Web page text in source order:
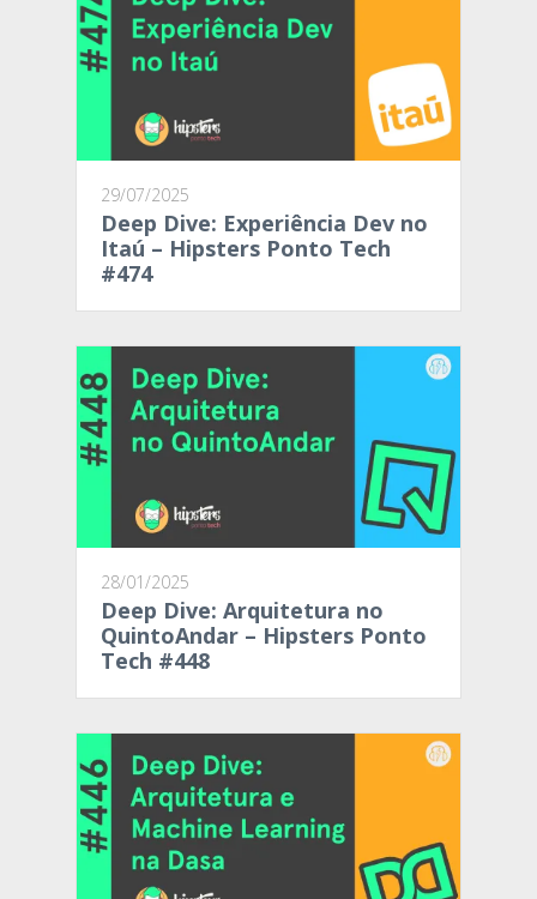
29/07/2025
Deep Dive: Experiência Dev no
Itaú – Hipsters Ponto Tech
#474
28/01/2025
Deep Dive: Arquitetura no
QuintoAndar – Hipsters Ponto
Tech #448